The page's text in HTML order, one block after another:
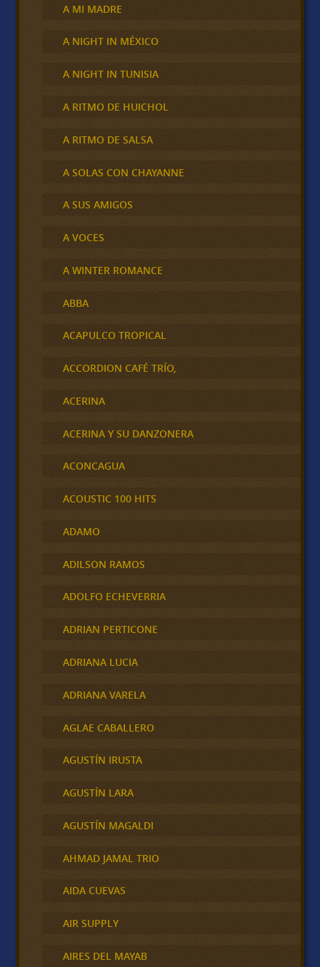
A MI MADRE
A NIGHT IN MÉXICO
A NIGHT IN TUNISIA
A RITMO DE HUICHOL
A RITMO DE SALSA
A SOLAS CON CHAYANNE
A SUS AMIGOS
A VOCES
A WINTER ROMANCE
ABBA
ACAPULCO TROPICAL
ACCORDION CAFÉ TRÍO,
ACERINA
ACERINA Y SU DANZONERA
ACONCAGUA
ACOUSTIC 100 HITS
ADAMO
ADILSON RAMOS
ADOLFO ECHEVERRIA
ADRIAN PERTICONE
ADRIANA LUCIA
ADRIANA VARELA
AGLAE CABALLERO
AGUSTÍN IRUSTA
AGUSTÍN LARA
AGUSTÍN MAGALDI
AHMAD JAMAL TRIO
AIDA CUEVAS
AIR SUPPLY
AIRES DEL MAYAB